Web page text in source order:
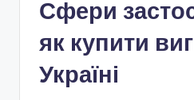
Сфери
як купити
Україні